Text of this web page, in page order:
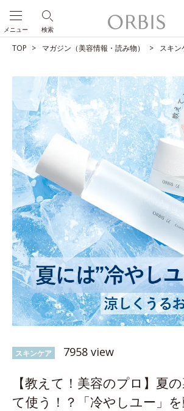
検索
メニュー
TOP マガジン（美容情報・読み物） スキン
スキンケア 7958 view
【教えて！美容のプロ】夏
て使う！？「冷やしユー」を